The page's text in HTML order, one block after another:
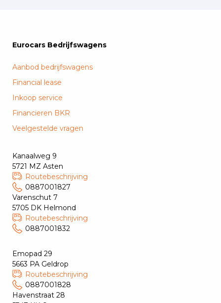
Eurocars Bedrijfswagens
Aanbod bedrijfswagens
Financial lease
Inkoop service
Financieren BKR
Veelgestelde vragen
Kanaalweg 9
5721 MZ Asten
Routebeschrijving
0887001827
Varenschut 7
5705 DK Helmond
Routebeschrijving
0887001832
Emopad 29
5663 PA Geldrop
Routebeschrijving
0887001828
Havenstraat 28